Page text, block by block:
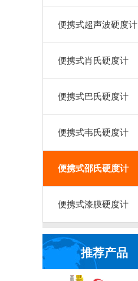
便携式超声波硬度计
便携式肖氏硬度计
便携式巴氏硬度计
便携式韦氏硬度计
便携式邵氏硬度计
便携式漆膜硬度计
推荐产品